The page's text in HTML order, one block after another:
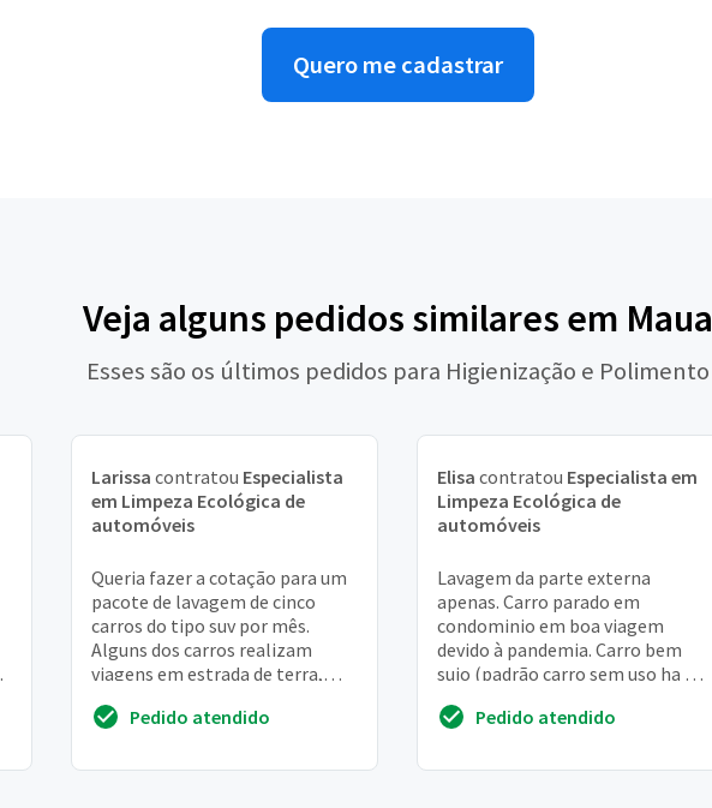
Quero me cadastrar
Veja alguns pedidos similares em Maua
Esses são os últimos pedidos para Higienização e Polimento
Larissa contratou Especialista
em Limpeza Ecológica de
automóveis
Queria fazer a cotação para um
pacote de lavagem de cinco
carros do tipo suv por mês.
Alguns dos carros realizam
viagens em estrada de terra,
remover sujeiras ...
Pedido atendido
Elisa contratou Especialista em
Limpeza Ecológica de
automóveis
Lavagem da parte externa
apenas. Carro parado em
condominio em boa viagem
devido à pandemia. Carro bem
sujo (padrão carro sem uso ha 1
Apenas área externa. Limp...
Pedido atendido